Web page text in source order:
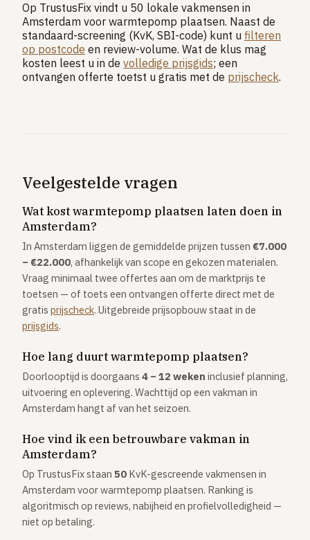
Op TrustusFix vindt u 50 lokale vakmensen in
Amsterdam voor warmtepomp plaatsen. Naast de
standaard-screening (KvK, SBI-code) kunt u filteren
op postcode en review-volume. Wat de klus mag
kosten leest u in de volledige prijsgids; een
ontvangen offerte toetst u gratis met de prijscheck.
Veelgestelde vragen
Wat kost warmtepomp plaatsen laten doen in
Amsterdam?
In Amsterdam liggen de gemiddelde prijzen tussen €7.000
– €22.000, afhankelijk van scope en gekozen materialen.
Vraag minimaal twee offertes aan om de marktprijs te
toetsen — of toets een ontvangen offerte direct met de
gratis prijscheck. Uitgebreide prijsopbouw staat in de
prijsgids.
Hoe lang duurt warmtepomp plaatsen?
Doorlooptijd is doorgaans 4 – 12 weken inclusief planning,
uitvoering en oplevering. Wachttijd op een vakman in
Amsterdam hangt af van het seizoen.
Hoe vind ik een betrouwbare vakman in
Amsterdam?
Op TrustusFix staan 50 KvK-gescreende vakmensen in
Amsterdam voor warmtepomp plaatsen. Ranking is
algoritmisch op reviews, nabijheid en profielvolledigheid —
niet op betaling.